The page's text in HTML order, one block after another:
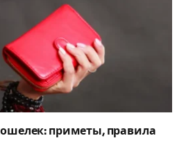
приметы, правила